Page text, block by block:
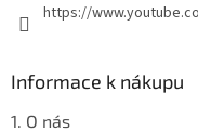
https://
Informace k nákupu
1. O nás